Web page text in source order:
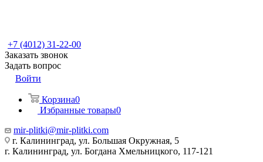
+7 (4012) 31-22-00
Заказать звонок
Задать вопрос
Войти
Корзина0
Избранные товары0
mir-plitki@mir-plitki.com
г. Калининград, ул. Большая Окружная, 5
г. Калининград, ул. Богдана Хмельницкого, 117-121